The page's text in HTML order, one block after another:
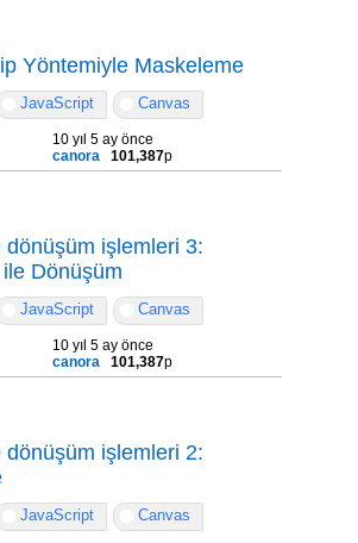
Yöntemiyle Maskeleme
JavaScript Canvas
10 yıl 5 ay önce
canora
101,387p
dönüşüm işlemleri 3:
Dönüşüm
JavaScript Canvas
10 yıl 5 ay önce
canora
101,387p
dönüşüm işlemleri 2:
JavaScript Canvas